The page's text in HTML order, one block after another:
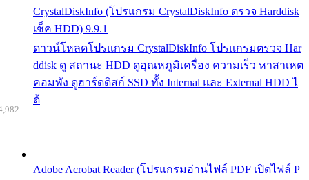
CrystalDiskInfo (โปรแกรม CrystalDiskInfo ตรวจ Harddisk
เช็ค HDD) 9.9.1
ดาวน์โหลดโปรแกรม CrystalDiskInfo โปรแกรมตรวจ Har
ddisk ดู สถานะ HDD ดูอุณหภูมิเครื่อง ความเร็ว หาสาเหต
คอมพัง ดูฮาร์ดดิสก์ SSD ทั้ง Internal และ External HDD ไ
ด้
Adobe Acrobat Reader (โปรแกรมอ่านไฟล์ PDF เปิดไฟล์ P